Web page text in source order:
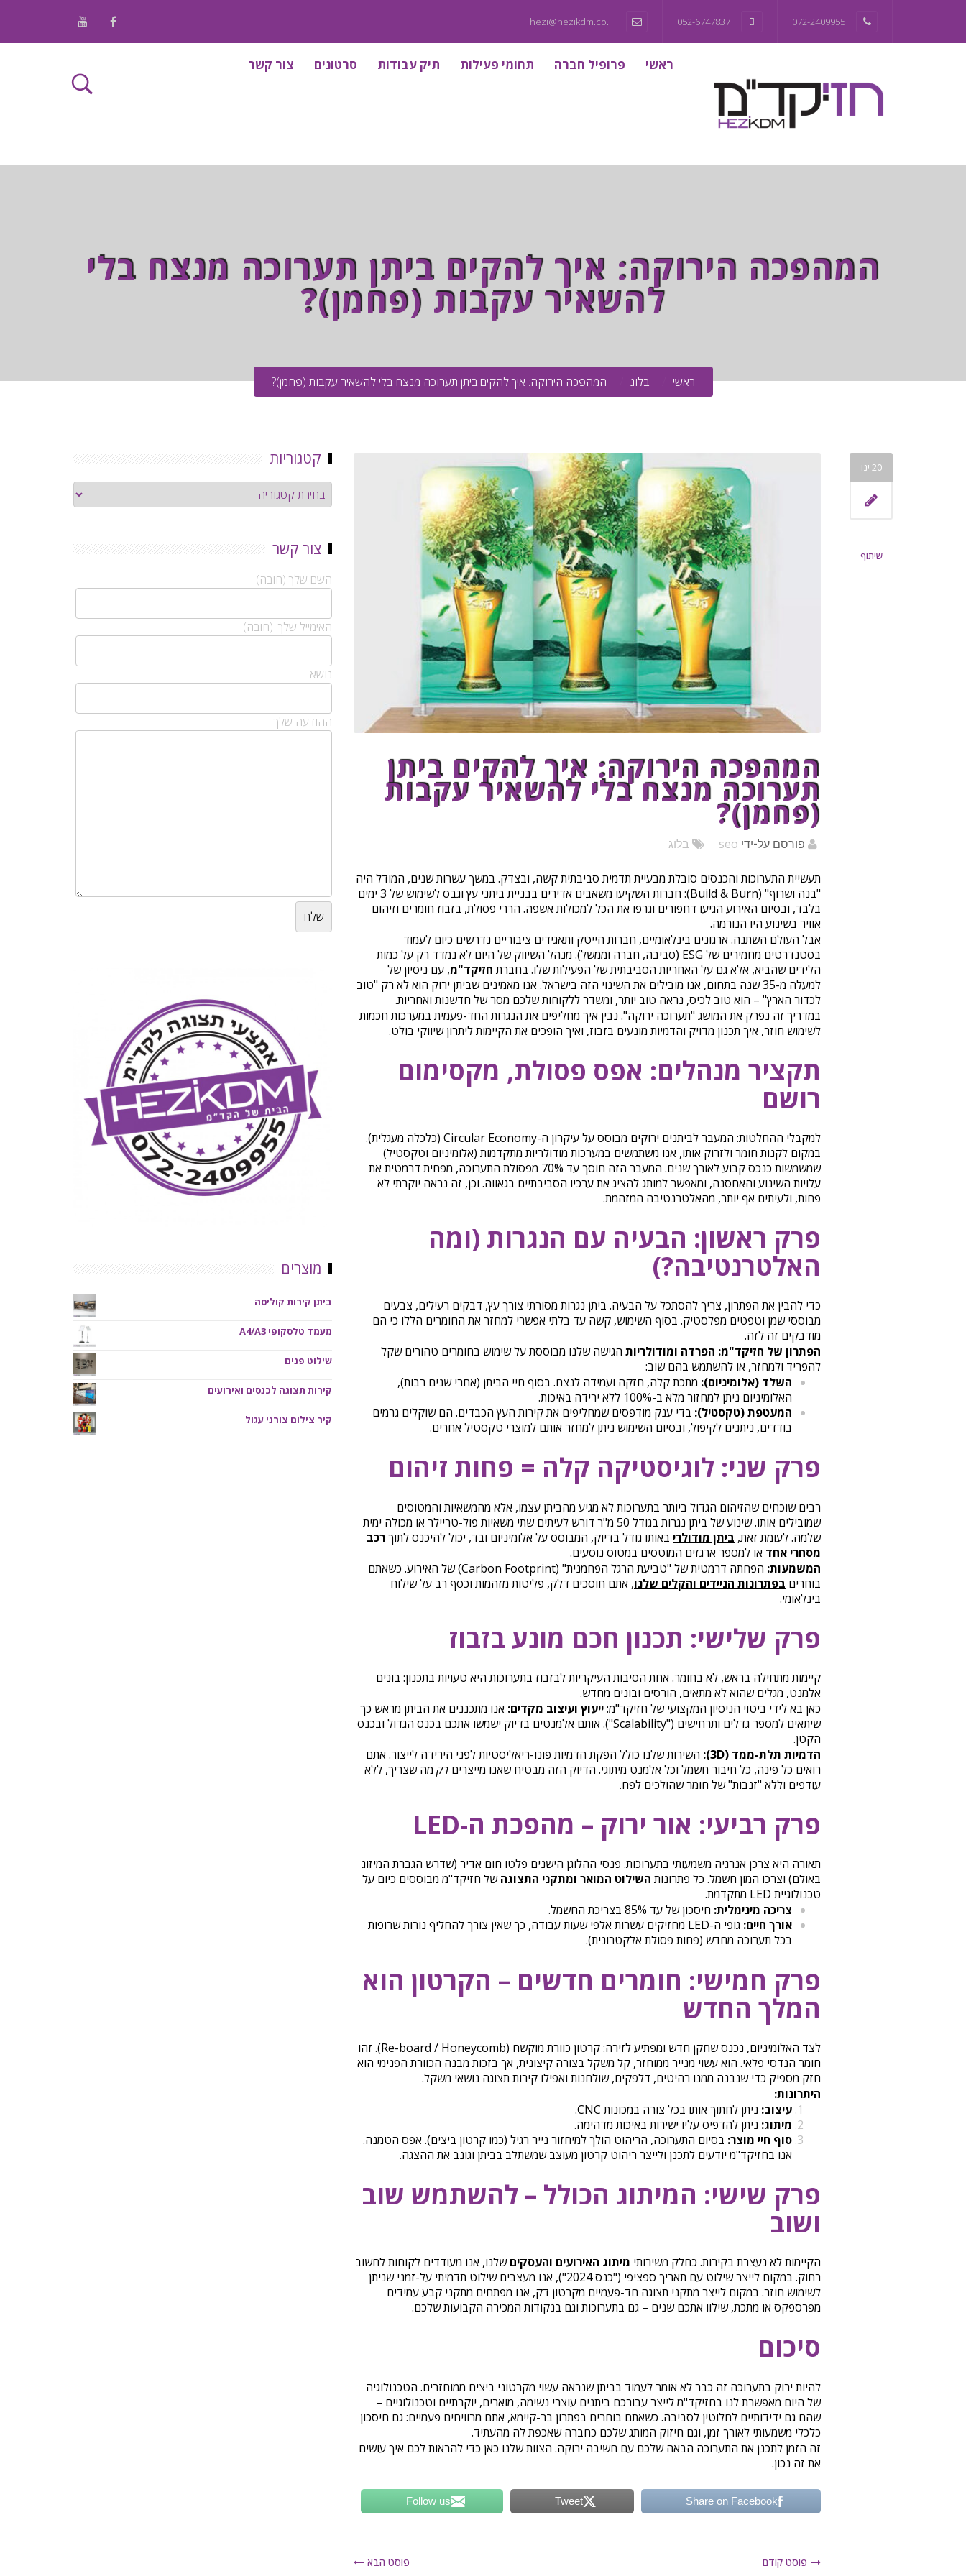
072-2409955
052-6747837
ראשי פרופיל חברה תחומי פעילות תיק עבודות סרטונים צור קשר
המהפכה הירוקה: איך להקים ביתן תערוכה מנצח בלי
להשאיר עקבות (פחמן)?
ראשי בלוג המהפכה הירוקה: איך להקים ביתן תערוכה מנצח בלי להשאיר עקבות (פחמן)?
20 ינו
שיתוף
המהפכה הירוקה: איך להקים ביתן
תערוכה מנצח בלי להשאיר עקבות
(פחמן)?
פורסם על-ידי seo בלוג
תעשיית התערוכות והכנסים סובלת מבעיית תדמית סביבתית קשה, ובצדק. במשך עשרות שנים, המודל היה
"בנה ושרוף" (Build & Burn): חברות השקיעו משאבים אדירים בבניית ביתני עץ וגבס לשימוש של 3 ימים
בלבד, ובסיום האירוע הגיעו דחפורים וגרפו את הכל למכולות אשפה. הררי פסולת, בזבוז חומרים וזיהום
אוויר בשינוע היו הנורמה.
אבל העולם השתנה. ארגונים בינלאומיים, חברות הייטק ותאגידים ציבוריים נדרשים כיום לעמוד
בסטנדרטים מחמירים של ESG (סביבה, חברה וממשל). מנהל השיווק של היום לא נמדד רק על כמות
הלידים שהביא, אלא גם על האחריות הסביבתית של הפעילות שלו. בחברת חזיקד"מ, עם ניסיון של
למעלה מ-35 שנה בתחום, אנו מובילים את השינוי הזה בישראל. אנו מאמינים שביתן ירוק הוא לא רק "טוב
לכדור הארץ" – הוא טוב לכיס, נראה טוב יותר, ומשדר ללקוחות שלכם מסר של חדשנות ואחריות.
במדריך זה נפרק את המושג "תערוכה ירוקה". נבין איך מחליפים את הנגרות החד-פעמית במערכות חכמות
לשימוש חוזר, איך תכנון מדויק והדמיות מונעים בזבוז, ואיך הופכים את הקיימות ליתרון שיווקי בולט.
תקציר מנהלים: אפס פסולת, מקסימום
רושם
למקבלי ההחלטות: המעבר לביתנים ירוקים מבוסס על עיקרון ה-Circular Economy (כלכלה מעגלית).
במקום לקנות חומר ולזרוק אותו, אנו משתמשים במערכות מודולריות מתקדמות (אלומיניום וטקסטיל)
שמשמשות כנכס קבוע לאורך שנים. המעבר הזה חוסך עד 70% מפסולת התערוכה, מפחית דרמטית את
עלויות השינוע והאחסנה, ומאפשר למותג להציג את ערכיו הסביבתיים בגאווה. וכן, זה נראה יוקרתי לא
פחות, ולעיתים אף יותר, מהאלטרנטיבה המזהמת.
פרק ראשון: הבעיה עם הנגרות (ומה
האלטרנטיבה?)
כדי להבין את הפתרון, צריך להסתכל על הבעיה. ביתן נגרות מסורתי צורך עץ, דבקים רעילים, צבעים
מבוססי שמן וטפטים מפלסטיק. בסוף השימוש, קשה עד בלתי אפשרי למחזר את החומרים הללו כי הם
מודבקים זה לזה.
הפתרון של חזיקד"מ: הפרדה ומודולריות הגישה שלנו מבוססת על שימוש בחומרים טהורים שקל
להפריד ולמחזר, או להשתמש בהם שוב:
השלד (אלומיניום): מתכת קלה, חזקה ועמידה לנצח. בסוף חיי הביתן (אחרי שנים רבות),
האלומיניום ניתן למחזור מלא ב-100% ללא ירידה באיכות.
המעטפת (טקסטיל): בדי ענק מודפסים שמחליפים את קירות העץ הכבדים. הם שוקלים גרמים
בודדים, ניתנים לקיפול, ובסיום השימוש ניתן למחזר אותם למוצרי טקסטיל אחרים.
פרק שני: לוגיסטיקה קלה = פחות זיהום
רבים שוכחים שהזיהום הגדול ביותר בתערוכות לא מגיע מהביתן עצמו, אלא מהמשאיות והמטוסים
שמובילים אותו. שינוע של ביתן נגרות בגודל 50 מ"ר דורש לעיתים שתי משאיות פול-טריילר או מכולה ימית
שלמה. לעומת זאת, ביתן מודולרי באותו גודל בדיוק, המבוסס על אלומיניום ובד, יכול להיכנס לתוךרכב
מסחרי אחד או למספר ארגזים המוטסים במטוס נוסעים.
המשמעות:
הפחתה דרמטית של "טביעת הרגל הפחמנית" (Carbon Footprint) של האירוע. כשאתם
בוחרים בפתרונות הניידים והקלים שלנו, אתם חוסכים דלק, פליטות מזהמות וכסף רב על שילוח
בינלאומי.
פרק שלישי: תכנון חכם מונע בזבוז
קיימות מתחילה בראש, לא בחומר. אחת הסיבות העיקריות לבזבוז בתערוכות היא טעויות בתכנון: בונים
אלמנט, מגלים שהוא לא מתאים, הורסים ובונים מחדש.
כאן בא לידי ביטוי הניסיון המקצועי של חזיקד"מ:ייעוץ ועיצוב מקדים: אנו מתכננים את הביתן מראש כך
שיתאים למספר גדלים ותרחישים ("Scalability"). אותם אלמנטים בדיוק ישמשו אתכם בכנס הגדול ובכנס
הקטן.
הדמיות תלת-ממד (3D):
השירות שלנו כולל הפקת הדמיות פונו-ריאליסטיות לפני הירידה לייצור. אתם
רואים כל פינה, כל חיבור חשמל וכל אלמנט מיתוגי. הדיוק הזה מבטיח שאנו מייצרים רק מה שצריך, ללא
עודפים וללא "זנבות" של חומר שהולכים לפח.
פרק רביעי: אור ירוק – מהפכת ה-LED
תאורה היא צרכן אנרגיה משמעותי בתערוכות. פנסי ההלוגן הישנים פלטו חום אדיר (שדרש הגברת המיזוג
באולם) וצרכו המון חשמל. כל פתרונות השילוט המואר ומתקני התצוגהשל חזיקד"מ מבוססים כיום על
טכנולוגיית LED מתקדמת.
צריכה מינימלית: חיסכון של עד 85% בצריכת החשמל.
אורך חיים:
גופי ה-LED מחזיקים עשרות אלפי שעות עבודה, כך שאין צורך להחליף נורות שרופות
בכל תערוכה מחדש (פחות פסולת אלקטרונית).
פרק חמישי: חומרים חדשים – הקרטון הוא
המלך החדש
לצד האלומיניום, נכנס שחקן חדש ומפתיע לזירה: קרטון כוורת מוקשח (Re-board / Honeycomb). זהו
חומר הנדסי פלאי. הוא עשוי מנייר ממוחזר, קל משקל בצורה קיצונית, אך בזכות מבנה הכוורת הפנימי הוא
חזק מספיק כדי שנבנה ממנו רהיטים, דלפקים, שולחנות ואפילו קירות תצוגה נושאי משקל.
היתרונות:
עיצוב: ניתן לחתוך אותו בכל צורה במכונות CNC.
מיתוג: ניתן להדפיס עליו ישירות באיכות מדהימה.
סוף חיי מוצר: בסיום התערוכה, הריהוט הולך למיחזור נייר רגיל (כמו קרטון ביצים). אפס הטמנה.
אנו בחזיקד"מ יודעים לתכנן ולייצר ריהוט קרטון מעוצב שמשתלב בביתן וגונב את ההצגה.
פרק שישי: המיתוג הכולל – להשתמש שוב
ושוב
הקיימות לא נעצרת בקירות. כחלק משירותי מיתוג האירועים והעסקיםשלנו, אנו מעודדים לקוחות לחשוב
רחוק. במקום לייצר שילוט עם תאריך ספציפי ("כנס 2024"), אנו מעצבים שילוט תדמיתי על-זמני שניתן
לשימוש חוזר. במקום לייצר מתקני תצוגה חד-פעמיים מקרטון דק, אנו מפתחים מתקני קבע עמידים
מפרספקס או מתכת, שילוו אתכם שנים – גם בתערוכות וגם בנקודות המכירה הקבועות שלכם.
סיכום
להיות ירוק בתערוכה זה כבר לא אומר לעמוד בביתן שנראה עשוי מקרטוני ביצים ממוחזרים. הטכנולוגיה
של היום מאפשרת לנו בחזיקד"מ לייצר עבורכם ביתנים עוצרי נשימה, מוארים, יוקרתיים וטכנולוגיים –
שהם גם ידידותיים לחלוטין לסביבה. כשאתם בוחרים בפתרון בר-קיימא, אתם מרוויחים פעמיים: גם חיסכון
כלכלי משמעותי לאורך זמן, וגם חיזוק המותג שלכם כחברה שאכפת לה מהעתיד.
זה הזמן לתכנן את התערוכה הבאה שלכם עם חשיבה ירוקה. הצוות שלנו כאן כדי להראות לכם איך עושים
את זה נכון.
Share on Facebook
Tweet
Follow us
פוסט קודם פוסט הבא
קטגוריות
קטגוריות
צור קשר
השם שלך (חובה)
האימייל שלך: (חובה)
נושא
ההודעה שלך
מוצרים
ביתן קירות קוליסה
מעמד טלסקופי A4/A3
שילוט פנים
קירות תצוגה לכנסים ואירועים
קיר צילום צורני עגול